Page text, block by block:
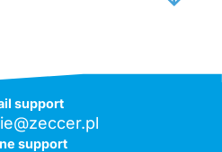
support
support